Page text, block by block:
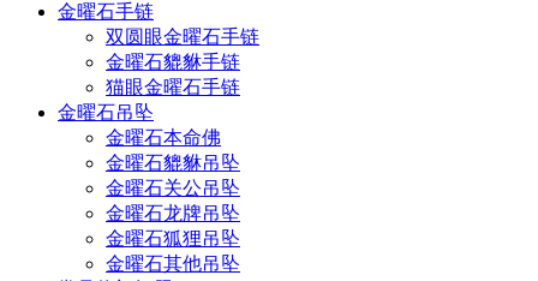
金曜石手链
双圆眼金曜石手链
金曜石貔貅手链
猫眼金曜石手链
金曜石吊坠
金曜石本命佛
金曜石貔貅吊坠
金曜石关公吊坠
金曜石龙牌吊坠
金曜石狐狸吊坠
金曜石其他吊坠